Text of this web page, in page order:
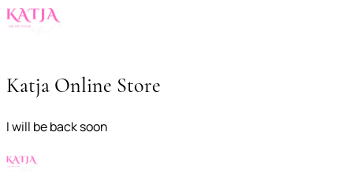
Katja Online Store
I will be back soon